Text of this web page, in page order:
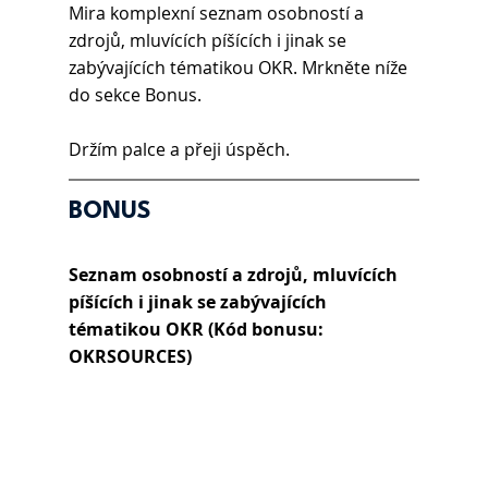
Mira komplexní seznam osobností a
zdrojů, mluvících píšících i jinak se
zabývajících tématikou OKR. Mrkněte níže
do sekce Bonus.
Držím palce a přeji úspěch.
BONUS
Seznam osobností a zdrojů, mluvících
píšících i jinak se zabývajících
tématikou OKR (Kód bonusu:
OKRSOURCES)